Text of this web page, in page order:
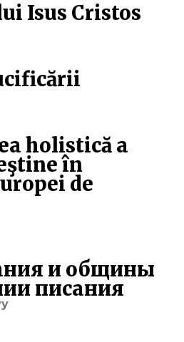
Isus Cristos
holistică a
în
de
и общины
писания